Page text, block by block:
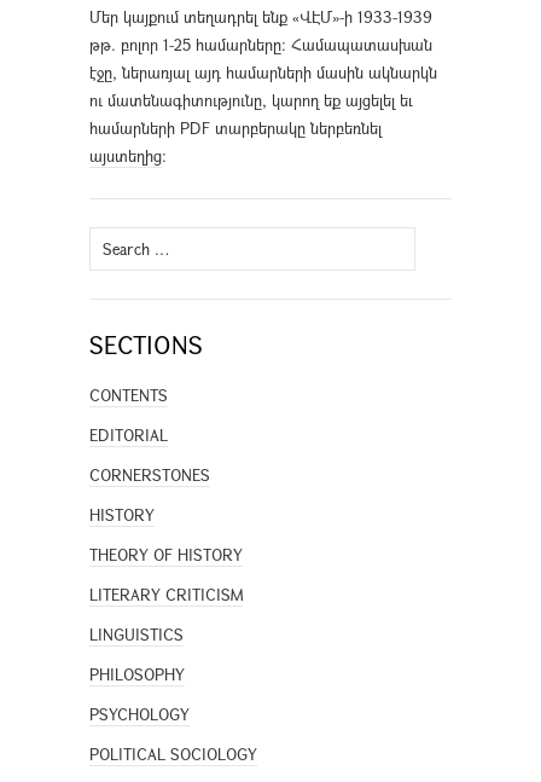
Մեր կայքում տեղադրել ենք «ՎԷՄ»-ի 1933-1939
թթ. բոլոր 1-25 համարները։ Համապատասխան
էջը, ներառյալ այդ համարների մասին ակնարկն
ու մատենագիտությունը, կարող եք այցելել եւ
համարների PDF տարբերակը ներբեռնել
այստեղից։
Search
for:
SECTIONS
CONTENTS
EDITORIAL
CORNERSTONES
HISTORY
THEORY OF HISTORY
LITERARY CRITICISM
LINGUISTICS
PHILOSOPHY
PSYCHOLOGY
POLITICAL SOCIOLOGY